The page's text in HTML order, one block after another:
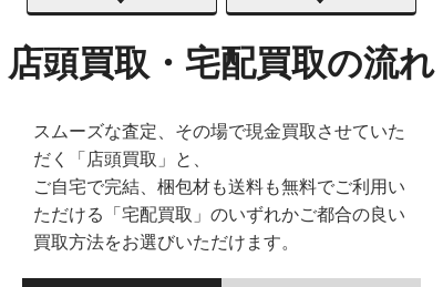
店頭買取・宅配買取の流れ
スムーズな査定、その場で現金買取させていた
だく「店頭買取」と、
ご自宅で完結、梱包材も送料も無料でご利用い
ただける「宅配買取」のいずれかご都合の良い
買取方法をお選びいただけます。